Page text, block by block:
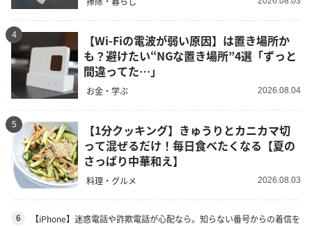
4
【Wi-Fiの電波が弱い原因】は置き場所か
も？避けたい“NGな置き場所”4選「ずっと
間違ってた…」
お金・学ぶ 2026.08.04
5
【1分クッキング】きゅうりとカニカマ切
って混ぜるだけ！毎日食べたくなる【夏の
さっぱり中華和え】
料理・グルメ 2026.08.03
6
【iPhone】迷惑電話や詐欺電話が心配なら。知らない番号からの着信を